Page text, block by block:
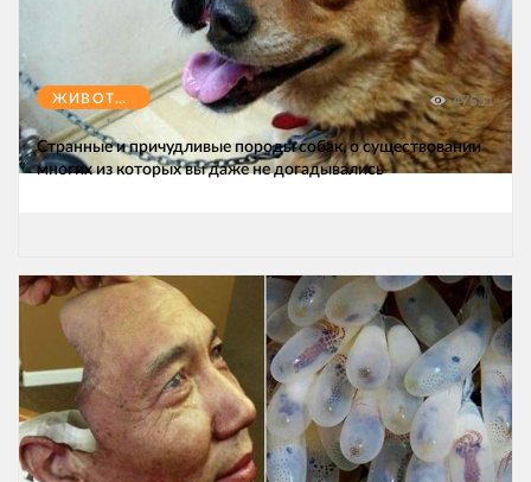
ЖИВОТНЫЕ 47551
Странные и причудливые породы собак, о существовании
многих из которых вы даже не догадывались